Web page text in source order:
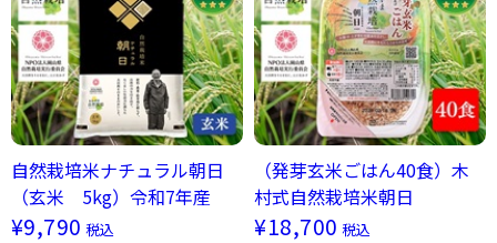
自然栽培米ナチュラル朝日
（玄米 5kg）令和7年産
¥9,790 税込
（発芽玄米ごはん40食）木
村式自然栽培米朝日
¥18,700 税込